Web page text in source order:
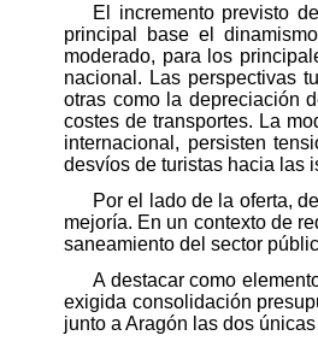
El incremento previsto
principal base el
moderado, para los
nacional. Las perspectivas
otras como la depreciación
costes de transportes. La
internacional, persisten
desvíos de turistas hacia las
Por el lado de la oferta,
mejoría. En un contexto de
saneamiento del sector
A destacar como
exigida consolidación
junto a Aragón las dos